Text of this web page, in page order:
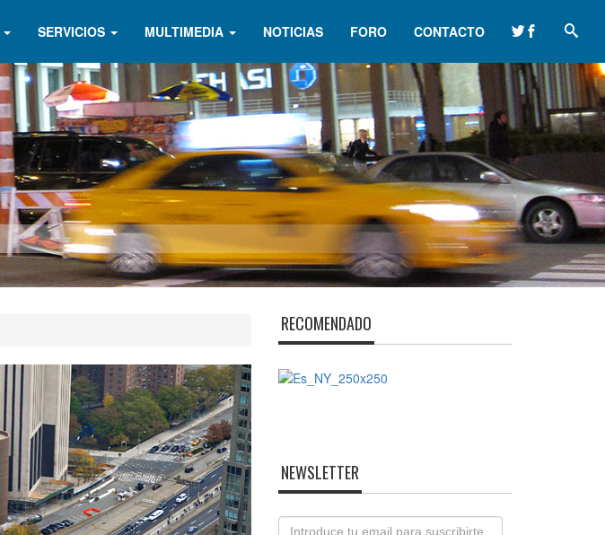
SERVICIOS MULTIMEDIA NOTICIAS FORO CONTACTO
RECOMENDADO
NEWSLETTER
Email